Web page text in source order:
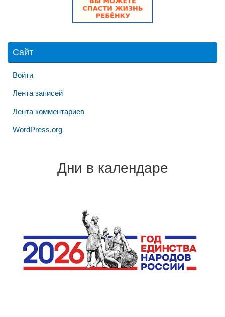
Сайт
Войти
Лента записей
Лента комментариев
WordPress.org
Дни в календаре